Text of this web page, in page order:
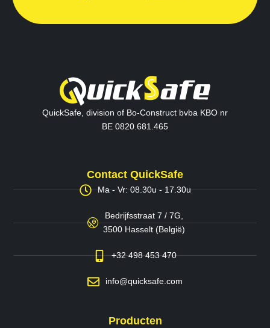
QuickSafe, division of Bo-Construct bvba KBO nr
BE 0820.681.465
Contact QuickSafe
Ma - Vr: 08.30u - 17.30u
Bedrijfsstraat 7 / 7G,
3500 Hasselt (België)
+32 498 453 470
info@quicksafe.com
Producten